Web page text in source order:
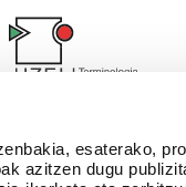
esaterako,
azitzen dugu